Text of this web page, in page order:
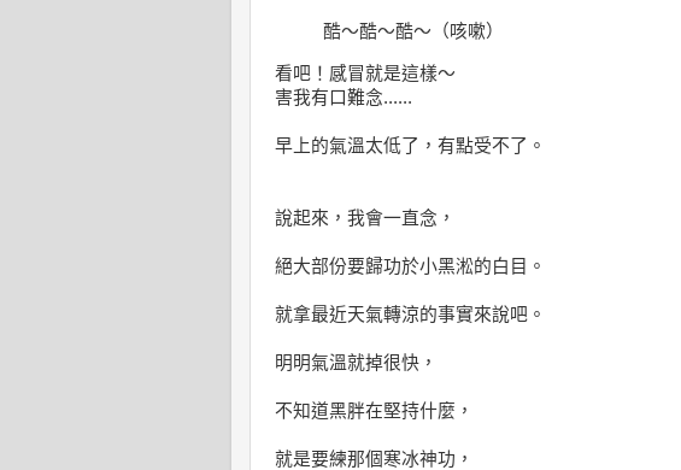
酷～酷～酷～（咳嗽）
看吧！感冒就是這樣～
害我有口難念......
早上的氣溫太低了，有點受不了。
說起來，我會一直念，
絕大部份要歸功於小黑淞的白目。
就拿最近天氣轉涼的事實來說吧。
明明氣溫就掉很快，
不知道黑胖在堅持什麼，
就是要練那個寒冰神功，